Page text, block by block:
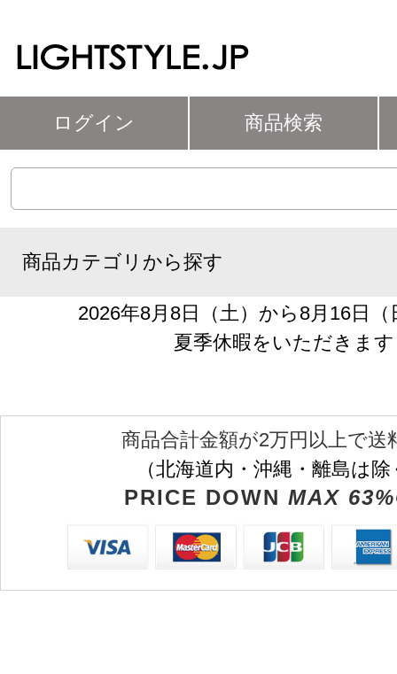
ログイン 商品検索
商品カテゴリから探す
2026年8月8日（土）から8月16日
夏季休暇をいただきます
商品合計金額が2万円以上で送
（北海道内・沖縄・離島は
PRICE DOWN MAX